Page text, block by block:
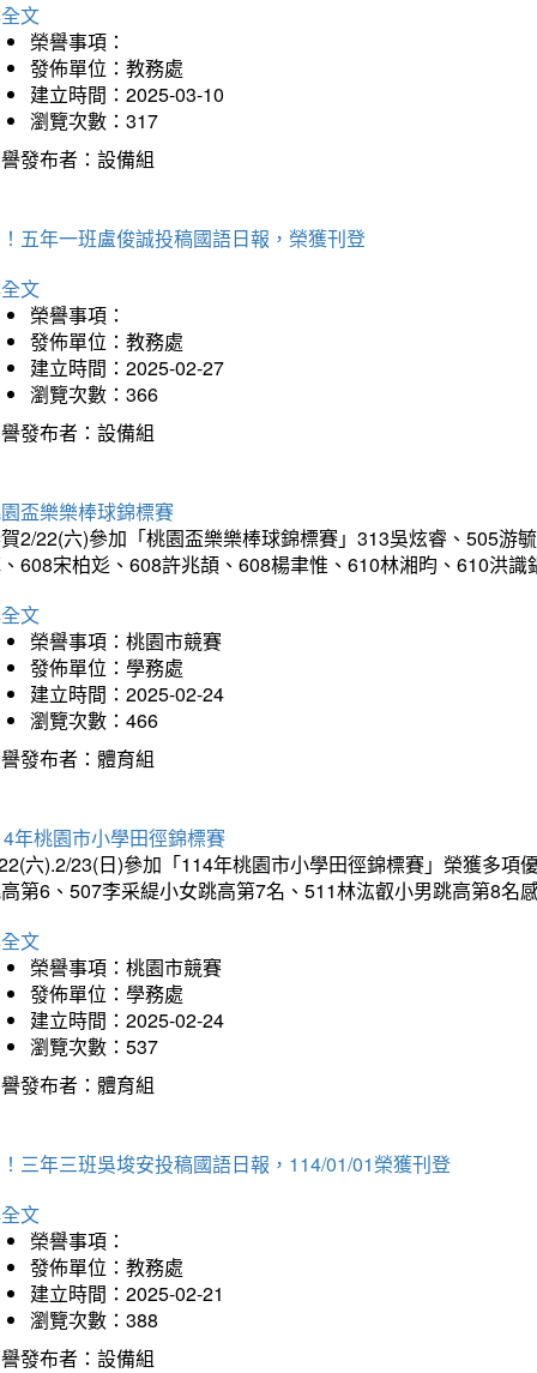
文
榮譽事項：
發佈單位：教務處
建立時間：2025-03-10
瀏覽次數：317
發布者：設備組
五年一班盧俊誠投稿國語日報，榮獲刊登
文
榮譽事項：
發佈單位：教務處
建立時間：2025-02-27
瀏覽次數：366
發布者：設備組
盃樂樂棒球錦標賽
2/22(六)參加「桃園盃樂樂棒球錦標賽」313吳炫睿、505游
608宋柏彣、608許兆頡、608楊聿惟、610林湘昀、610洪
文
榮譽事項：桃園市競賽
發佈單位：學務處
建立時間：2025-02-24
瀏覽次數：466
發布者：體育組
年桃園市小學田徑錦標賽
六).2/23(日)參加「114年桃園市小學田徑錦標賽」榮獲多
第6、507李采緹小女跳高第7名、511林汯叡小男跳高第8名
文
榮譽事項：桃園市競賽
發佈單位：學務處
建立時間：2025-02-24
瀏覽次數：537
發布者：體育組
三年三班吳埈安投稿國語日報，114/01/01榮獲刊登
文
榮譽事項：
發佈單位：教務處
建立時間：2025-02-21
瀏覽次數：388
發布者：設備組